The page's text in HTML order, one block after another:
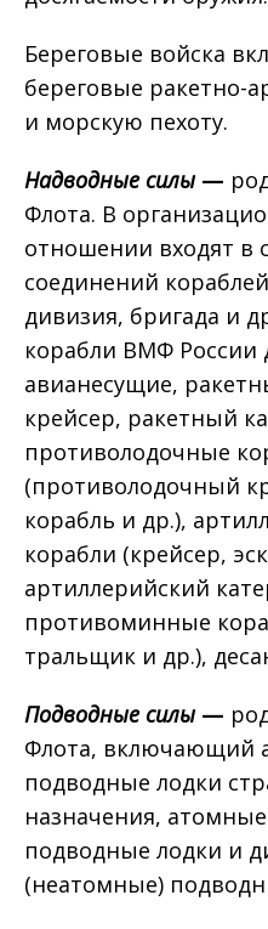
Береговые войска
береговые ракетно-
и морскую пехоту.
Надводные силы—
Флота. В
отношении входят в
соединений
дивизия, бригада и
корабли ВМФ России
авианесущие,
крейсер, ракетный
противолодочные
(противолодочный
корабль и др.),
корабли (крейсер,
артиллерийский
противоминные
тральщик и др.),
Подводные силы—
Флота, включающий
подводные лодки
назначения,
подводные лодки и
(неатомные)